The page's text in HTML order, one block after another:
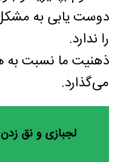
دوست یابی به
را ندارد.
ذهنیت ما نسبت به
می‌گذارد.
لجبازی و نق زدن